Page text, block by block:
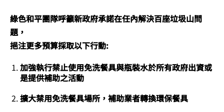
綠色和平團隊呼籲新政府承諾在任內解決百座垃圾山問
題，
挹注更多預算採取以下行動:
加強執行禁止使用免洗餐具與瓶裝水於所有政府出資或
是提供補助之活動
擴大禁用免洗餐具場所，補助業者轉換環保餐具